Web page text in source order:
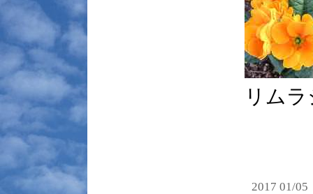
リム
2017 01/05